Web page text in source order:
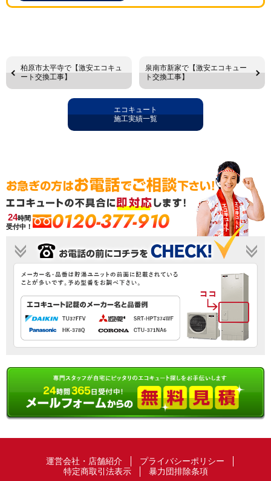
柏原市太平寺で【激安エコキュ
ート交換工事】
泉南市新家で【激安エコキュー
ト交換工事】
エコキュート
施工実績一覧
24時間
受付中！
0120-377-910
運営会社・店舗紹介
プライバシーポリシー
特定商取引法表示
暴力団排除条項